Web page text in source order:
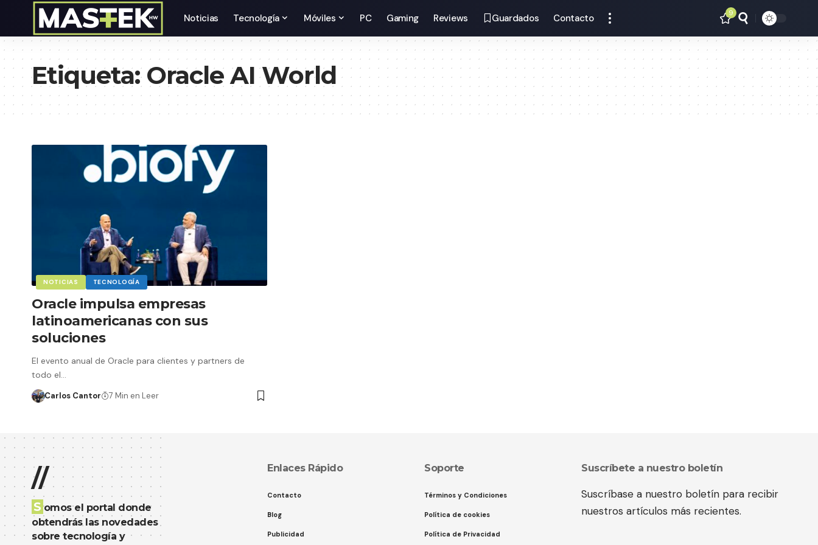
Noticias Tecnología Móviles PC Gaming Reviews Guardados Contacto 9
Etiqueta:Oracle AI World
NOTICIAS TECNOLOGÍA
Oracle impulsa empresas
latinoamericanas con sus
soluciones
El evento anual de Oracle para clientes y partners de
todo el…
Carlos Cantor 7 Min en Leer
//
S omos el portal donde
obtendrás las novedades
sobre tecnología y
Enlaces Rápido
Contacto
Blog
Publicidad
Soporte
Términos y Condiciones
Política de cookies
Política de Privacidad
Suscríbete a nuestro boletín
Suscríbase a nuestro boletín para recibir
nuestros artículos más recientes.